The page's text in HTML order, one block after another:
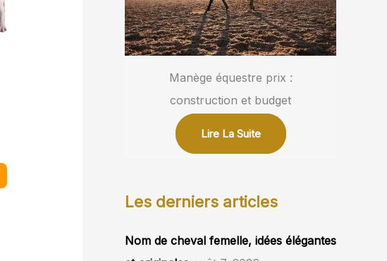
Manège équestre prix :
construction et budget
Lire La Suite
Les derniers articles
Nom de cheval femelle, idées élégantes